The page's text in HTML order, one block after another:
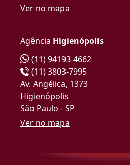
Ver no mapa
Agência Higienópolis
(11) 94193-4662
(11) 3803-7995
Av. Angélica, 1373
Higienópolis
São Paulo - SP
Ver no mapa